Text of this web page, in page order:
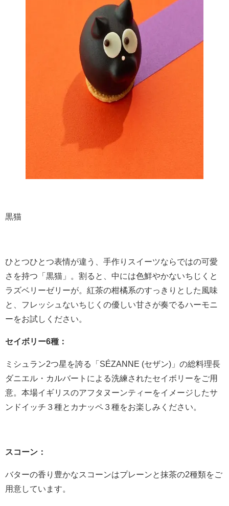
黒猫
ひとつひとつ表情が違う、手作りスイーツならではの可愛
さを持つ「黒猫」。割ると、中には色鮮やかないちじくと
ラズベリーゼリーが。紅茶の柑橘系のすっきりとした風味
と、フレッシュないちじくの優しい甘さが奏でるハーモニ
ーをお試しください。
セイボリー6種：
ミシュラン2つ星を誇る「SÉZANNE (セザン)」の総料理長
ダニエル・カルバートによる洗練されたセイボリーをご用
意。本場イギリスのアフタヌーンティーをイメージしたサ
ンドイッチ３種とカナッペ３種をお楽しみください。
スコーン：
バターの香り豊かなスコーンはプレーンと抹茶の2種類をご
用意しています。